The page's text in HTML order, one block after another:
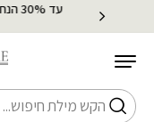
Skip to Content
חיפוש
בחזרה למעלה